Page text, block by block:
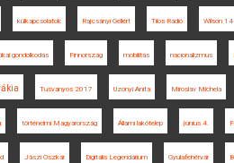
külkapcsolatok Rajcsányi Gellért Tilos Rádió Wilson
gondolkodás Finnország mobilitás nacionalizmus
Tusványos 2017 Uzonyi Anita Miroslav Michela
történelmi Magyarország Állami lakótelep június 4.
Jászi Oszkár Digitális Legendárium Gyulafehérvár